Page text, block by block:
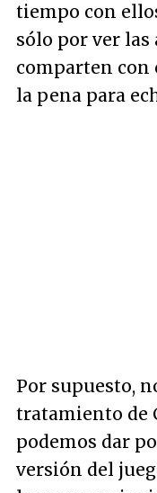
tiempo con
sólo por ver las
comparten con
la pena para
Por supuesto,
tratamiento de
podemos dar
versión del